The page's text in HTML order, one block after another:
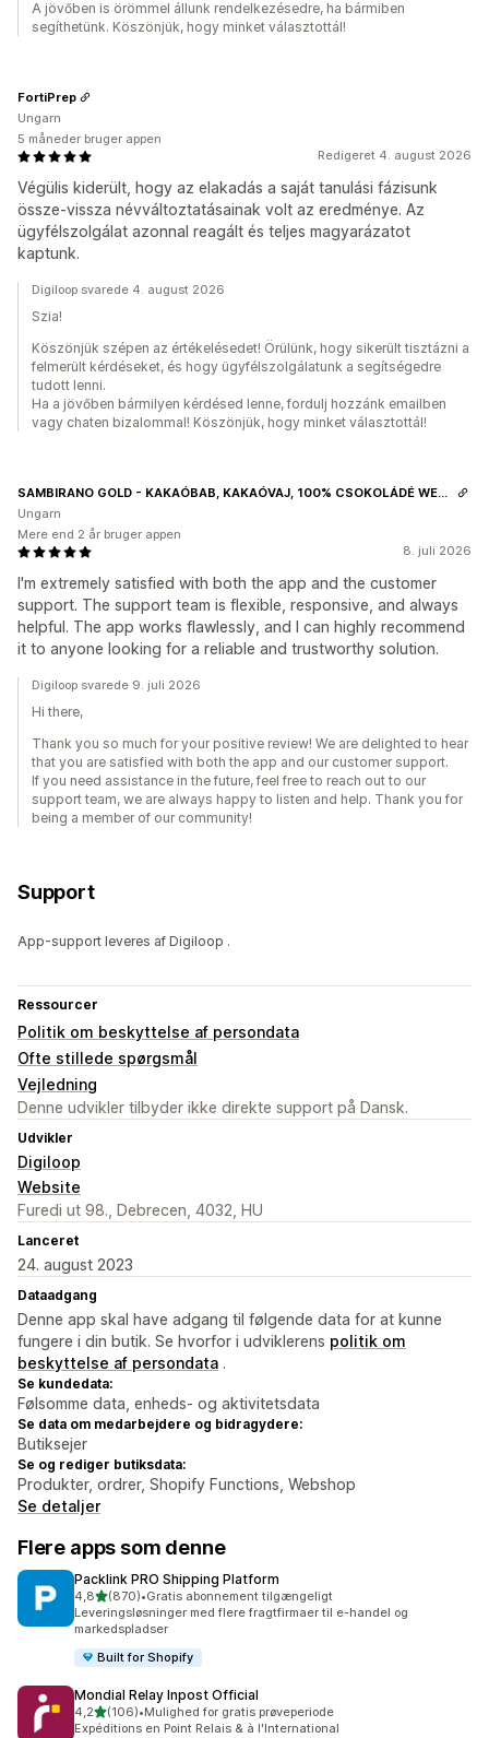
A jövőben is örömmel állunk rendelkezésedre, ha bármiben
segíthetünk. Köszönjük, hogy minket választottál!
Redigeret 4. august 2026
Végülis kiderült, hogy az elakadás a saját tanulási fázisunk
össze-vissza névváltoztatásainak volt az eredménye. Az
ügyfélszolgálat azonnal reagált és teljes magyarázatot
kaptunk.
FortiPrep
Ungarn
5 måneder bruger appen
Digiloop svarede 4. august 2026
Szia!
Köszönjük szépen az értékelésedet! Örülünk, hogy sikerült tisztázni a
felmerült kérdéseket, és hogy ügyfélszolgálatunk a segítségedre
tudott lenni.
Ha a jövőben bármilyen kérdésed lenne, fordulj hozzánk emailben
vagy chaten bizalommal! Köszönjük, hogy minket választottál!
8. juli 2026
I'm extremely satisfied with both the app and the customer
support. The support team is flexible, responsive, and always
helpful. The app works flawlessly, and I can highly recommend
it to anyone looking for a reliable and trustworthy solution.
SAMBIRANO GOLD - KAKAÓBAB, KAKAÓVAJ, 100% CSOKOLÁDÉ WEBÁRUHÁZ
Ungarn
Mere end 2 år bruger appen
Digiloop svarede 9. juli 2026
Hi there,
Thank you so much for your positive review! We are delighted to hear
that you are satisfied with both the app and our customer support.
If you need assistance in the future, feel free to reach out to our
support team, we are always happy to listen and help. Thank you for
being a member of our community!
Support
App-support leveres af Digiloop .
Ressourcer
Politik om beskyttelse af persondata
Ofte stillede spørgsmål
Vejledning
Denne udvikler tilbyder ikke direkte support på Dansk.
Udvikler
Digiloop
Website
Furedi ut 98., Debrecen, 4032, HU
Lanceret
24. august 2023
Dataadgang
Denne app skal have adgang til følgende data for at kunne
fungere i din butik. Se hvorfor i udviklerens politik om
beskyttelse af persondata .
Se kundedata:
Følsomme data, enheds- og aktivitetsdata
Se data om medarbejdere og bidragydere:
Butiksejer
Se og rediger butiksdata:
Produkter, ordrer, Shopify Functions, Webshop
Se detaljer
Flere apps som denne
Packlink PRO Shipping Platform
4,8ud af 5 stjerner
(870)
870 anmeldelser i alt
•Gratis abonnement tilgængeligt
Leveringsløsninger med flere fragtfirmaer til e-handel og
markedspladser
Built for Shopify
Mondial Relay Inpost Official
4,2ud af 5 stjerner
(106)
106 anmeldelser i alt
•Mulighed for gratis prøveperiode
Expéditions en Point Relais & à l'International